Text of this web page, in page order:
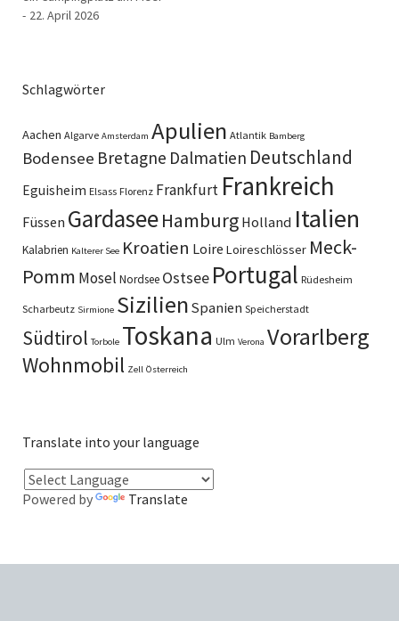
22. April 2026
Schlagwörter
Aachen Algarve Amsterdam Apulien Atlantik Bamberg
Bodensee Bretagne Dalmatien Deutschland
Eguisheim Elsass Florenz Frankfurt Frankreich
Füssen GardaseeHamburg Holland Italien
Kalabrien Kalterer See Kroatien Loire Loireschlösser Meck-
Pomm Mosel Nordsee Ostsee Portugal Rüdesheim
Scharbeutz Sirmione Sizilien Spanien Speicherstadt
Südtirol Torbole Toskana Ulm Verona Vorarlberg
Wohnmobil Zell Österreich
Translate into your language
Powered by Translate